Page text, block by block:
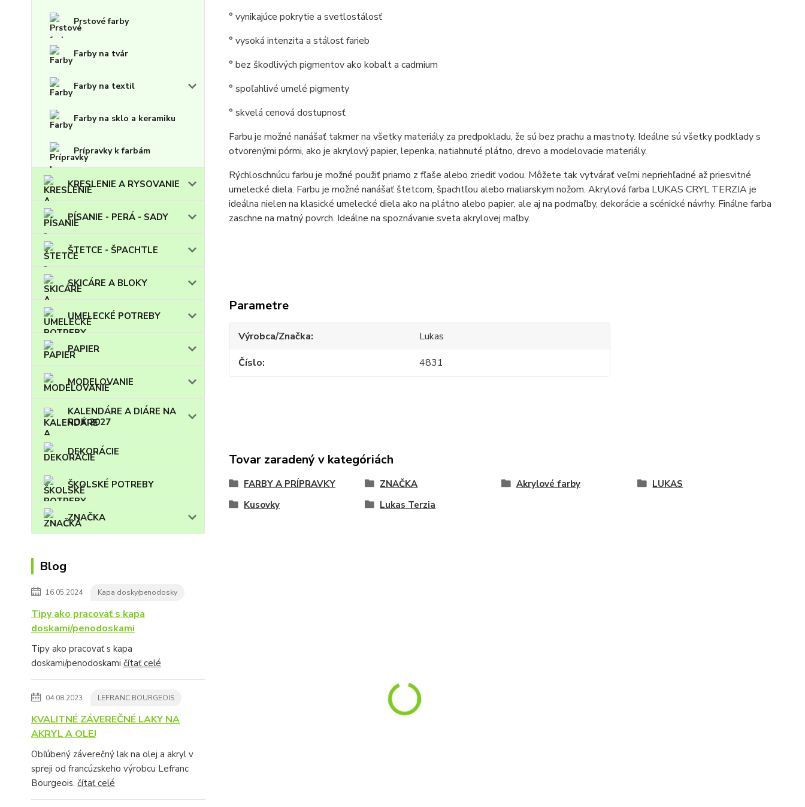
Prstové farby
Farby na tvár
Farby na textil
Farby na sklo a keramiku
Prípravky k farbám
KRESLENIE A RYSOVANIE
PÍSANIE - PERÁ - SADY
ŠTETCE - ŠPACHTLE
SKICÁRE A BLOKY
UMELECKÉ POTREBY
PAPIER
MODELOVANIE
KALENDÁRE A DIÁRE NA
ROK 2027
DEKORÁCIE
ŠKOLSKÉ POTREBY
ZNAČKA
Blog
16.05.2024 Kapa dosky/penodosky
Tipy ako pracovať s kapa
doskami/penodoskami
Tipy ako pracovať s kapa
doskami/penodoskami čítať celé
04.08.2023 LEFRANC BOURGEOIS
KVALITNÉ ZÁVEREČNÉ LAKY NA
AKRYL A OLEJ
Obľúbený záverečný lak na olej a akryl v
spreji od francúzskeho výrobcu Lefranc
Bourgeois. čítať celé
° vynikajúce pokrytie a svetlostálosť
° vysoká intenzita a stálosť farieb
° bez škodlivých pigmentov ako kobalt a cadmium
° spoľahlivé umelé pigmenty
° skvelá cenová dostupnosť
Farbu je možné nanášať takmer na všetky materiály za predpokladu, že sú bez prachu a mastnoty. Ideálne sú všetky podklady s
otvorenými pórmi, ako je akrylový papier, lepenka, natiahnuté plátno, drevo a modelovacie materiály.
Rýchloschnúcu farbu je možné použiť priamo z fľaše alebo zriediť vodou. Môžete tak vytvárať veľmi nepriehľadné až priesvitné
umelecké diela. Farbu je možné nanášať štetcom, špachtľou alebo maliarskym nožom. Akrylová farba LUKAS CRYL TERZIA je
ideálna nielen na klasické umelecké diela ako na plátno alebo papier, ale aj na podmaľby, dekorácie a scénické návrhy. Finálne farba
zaschne na matný povrch. Ideálne na spoznávanie sveta akrylovej maľby.
Parametre
Výrobca/Značka
Lukas
Číslo
4831
Tovar zaradený v kategóriách
FARBY A PRÍPRAVKY ZNAČKA Akrylové farby
LUKAS
Kusovky
Lukas Terzia